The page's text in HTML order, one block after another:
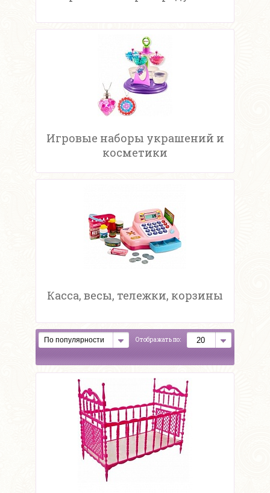
Игровые наборы украшений и
косметики
Касса, весы, тележки, корзины
Отображать по: